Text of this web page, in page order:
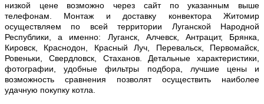
низкой цене возможно через сайт по указанным выше
телефонам. Монтаж и доставку конвектора Житомир
осуществляем по всей территории Луганской Народной
Республики, а именно: Луганск, Алчевск, Антрацит, Брянка,
Кировск, Краснодон, Красный Луч, Перевальск, Первомайск,
Ровеньки, Свердловск, Стаханов. Детальные характеристики,
фотографии, удобные фильтры подбора, лучшие цены и
возможность сравнения позволят осуществить наиболее
удачную покупку котла.